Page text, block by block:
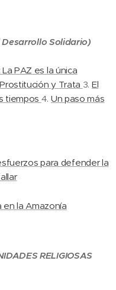
Desarrollo Solidario)
La PAZ es la única
y Trata 3. El
tiempos 4. Un paso más
para defender la
en la Amazonía
RELIGIOSAS